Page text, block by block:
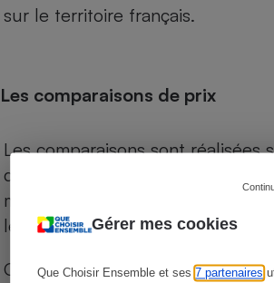
Gérer mes cookies
Que Choisir Ensemble et ses7 partenaires
sur le territoire français.
Les comparaisons de prix
Les comparaisons sont réalisées
des produits des magasins. Les
marques de distributeurs (MDD)
leurs équivalents chez leurs
Chaque jour, les prix de tous les